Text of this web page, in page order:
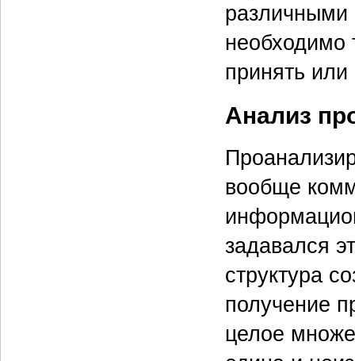
различными
необходимо
принять или
Анализ
вообще
задавался
структура
получение
целое